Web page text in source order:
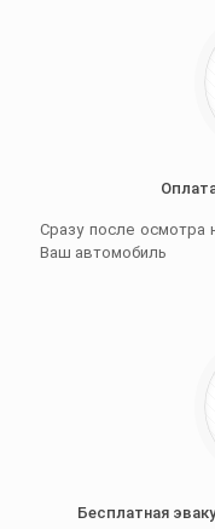
Сразу после осмотра
Ваш автомобиль
Бесплатная